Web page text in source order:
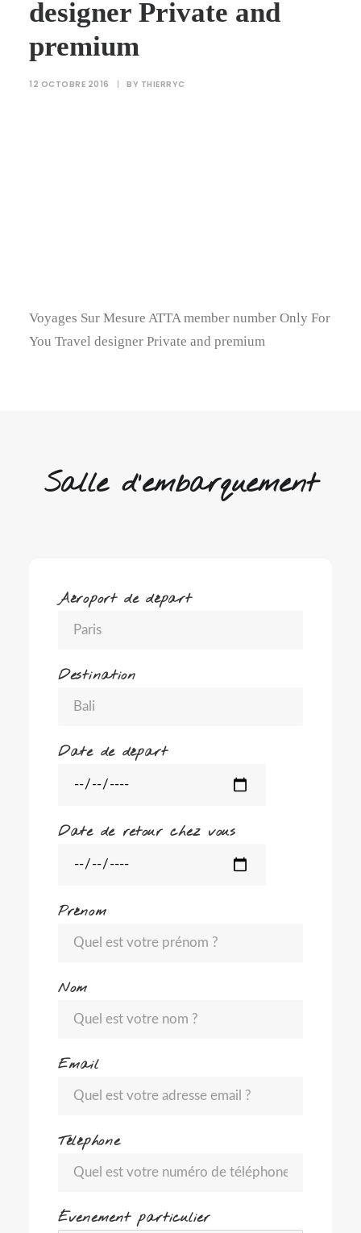
designer Private and
premium
12 OCTOBRE 2016 | BY THIERRYC
Voyages Sur Mesure ATTA member number Only For
You Travel designer Private and premium
Salle d'embarquement
Aéroport de départ
Destination
Date de départ
Date de retour chez vous
Prénom
Nom
Email
Téléphone
Évenement particulier